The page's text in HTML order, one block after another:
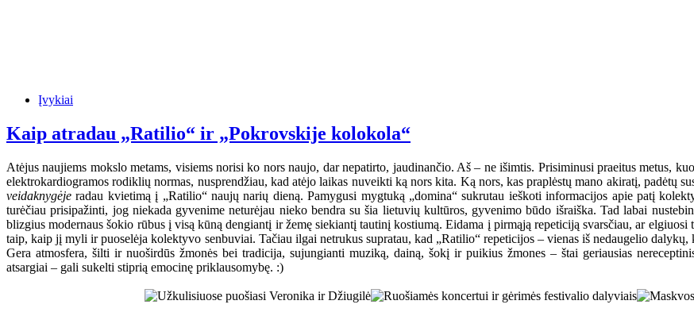
Įvykiai
Kaip atradau „Ratilio“ ir „Pokrovskije kolokola“
Atėjus naujiems mokslo metams, visiems norisi ko nors naujo, dar nepatirto, jaudinančio. Aš – ne išimtis. Prisiminusi praeitus metus,
elektrokardiogramos rodiklių normas, nusprendžiau, kad atėjo laikas nuveikti ką nors kita. Ką nors, kas praplėstų mano akiratį, padėtų
veidaknygėje radau kvietimą į „Ratilio“ naujų narių dieną. Pamygusi mygtuką „domina“ sukrutau ieškoti informacijos apie patį
turėčiau prisipažinti, jog niekada gyvenime neturėjau nieko bendra su šia lietuvių kultūros, gyvenimo būdo išraiška. Tad labai
blizgius modernaus šokio rūbus į visą kūną dengiantį ir žemę siekiantį tautinį kostiumą. Eidama į pirmąją repeticiją svarsčiau, ar
taip, kaip jį myli ir puoselėja kolektyvo senbuviai. Tačiau ilgai netrukus supratau, kad „Ratilio“ repeticijos – vienas iš nedaugelio dalykų,
Gera atmosfera, šilti ir nuoširdūs žmonės bei tradicija, sujungianti muziką, dainą, šokį ir puikius žmones – štai geriausias
atsargiai – gali sukelti stiprią emocinę priklausomybę. :)